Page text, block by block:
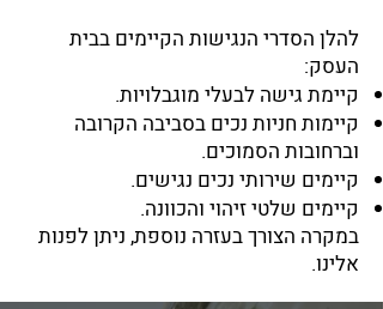
להלן הסדרי הנגישות הקיימים בבית
העסק:
קיימת גישה לבעלי מוגבלויות.
קיימות חניות נכים בסביבה הקרובה
וברחובות הסמוכים.
קיימים שירותי נכים נגישים.
קיימים שלטי זיהוי והכוונה.
במקרה הצורך בעזרה נוספת, ניתן לפנות
אלינו.